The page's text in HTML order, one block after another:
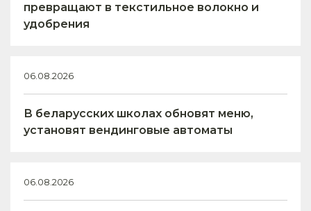
превращают в текстильное волокно и
удобрения
06.08.2026
В беларусских школах обновят меню,
установят вендинговые автоматы
06.08.2026